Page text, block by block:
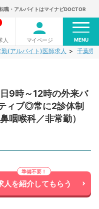
職・アルバイトはマイナビDOCTOR
人 マイページ MENU
勤(アルバイト)医師求人 千葉県
9時～12時の外来バ
ィブ◎常に2診体制
咽喉科／非常勤）
人を紹介してもらう